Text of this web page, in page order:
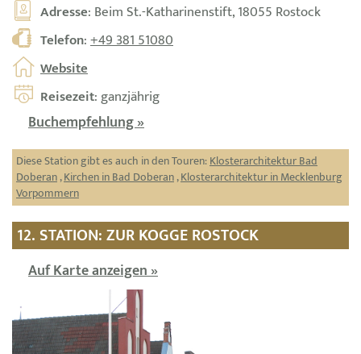
Adresse: Beim St.-Katharinenstift, 18055 Rostock
Telefon:+49 381 51080
Website
Reisezeit: ganzjährig
Buchempfehlung »
Diese Station gibt es auch in den Touren:Klosterarchitektur Bad
Doberan,Kirchen in Bad Doberan,Klosterarchitektur in Mecklenburg
Vorpommern
12. STATION: ZUR KOGGE ROSTOCK
Auf Karte anzeigen »